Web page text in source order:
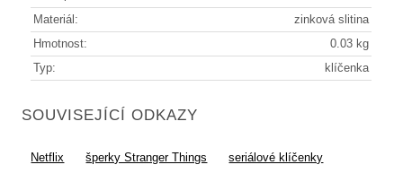
Materiál:
zinková slitina
Hmotnost:
0.03 kg
Typ:
klíčenka
SOUVISEJÍCÍ ODKAZY
Netflix šperky Stranger Things seriálové klíčenky